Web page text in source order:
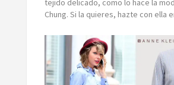
tejido delicado, como lo hace la
Chung. Si la quieres, hazte con ella